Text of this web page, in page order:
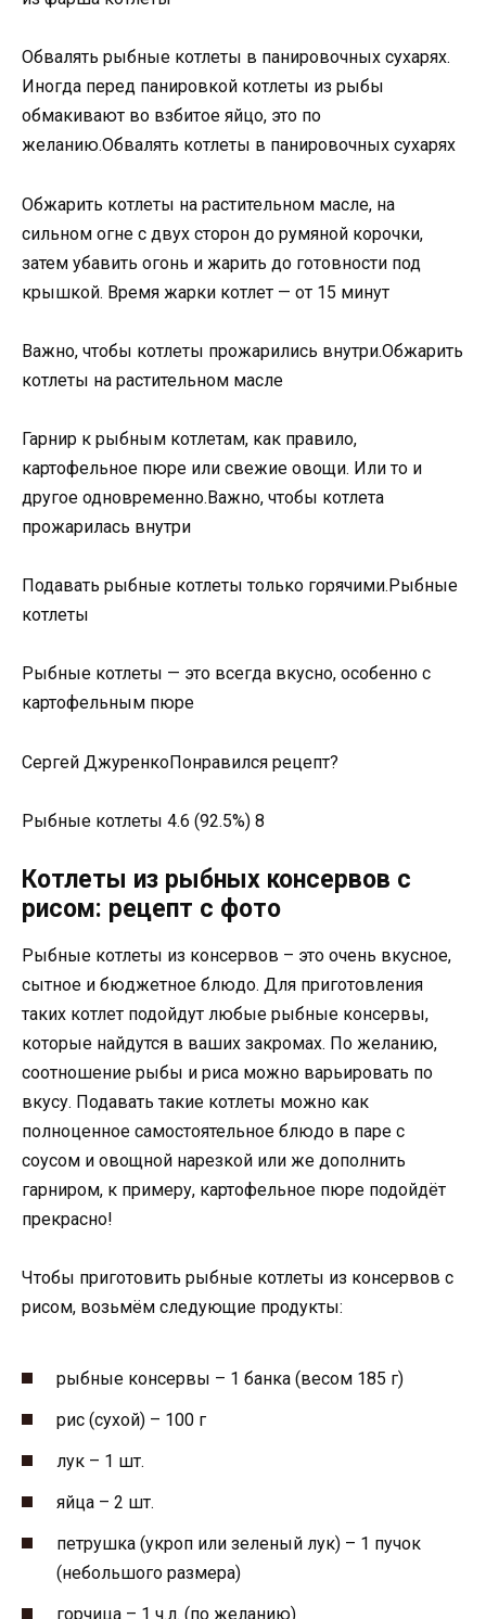
Обвалять рыбные котлеты в панировочных сухарях.
Иногда перед панировкой котлеты из рыбы
обмакивают во взбитое яйцо, это по
желанию.Обвалять котлеты в панировочных сухарях
Обжарить котлеты на растительном масле, на
сильном огне с двух сторон до румяной корочки,
затем убавить огонь и жарить до готовности под
крышкой. Время жарки котлет — от 15 минут
Важно, чтобы котлеты прожарились внутри.Обжарить
котлеты на растительном масле
Гарнир к рыбным котлетам, как правило,
картофельное пюре или свежие овощи. Или то и
другое одновременно.Важно, чтобы котлета
прожарилась внутри
Подавать рыбные котлеты только горячими.Рыбные
котлеты
Рыбные котлеты — это всегда вкусно, особенно с
картофельным пюре
Сергей ДжуренкоПонравился рецепт?
Рыбные котлеты 4.6 (92.5%) 8
Котлеты из рыбных консервов с
рисом: рецепт с фото
Рыбные котлеты из консервов – это очень вкусное,
сытное и бюджетное блюдо. Для приготовления
таких котлет подойдут любые рыбные консервы,
которые найдутся в ваших закромах. По желанию,
соотношение рыбы и риса можно варьировать по
вкусу. Подавать такие котлеты можно как
полноценное самостоятельное блюдо в паре с
соусом и овощной нарезкой или же дополнить
гарниром, к примеру, картофельное пюре подойдёт
прекрасно!
Чтобы приготовить рыбные котлеты из консервов с
рисом, возьмём следующие продукты:
рыбные консервы – 1 банка (весом 185 г)
рис (сухой) – 100 г
лук – 1 шт.
яйца – 2 шт.
петрушка (укроп или зеленый лук) – 1 пучок
(небольшого размера)
горчица – 1 ч.л. (по желанию)